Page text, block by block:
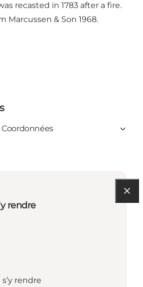
recasted in 1783 after a fire.
Marcussen & Son 1968.
Coordonnées
rendre
rendre